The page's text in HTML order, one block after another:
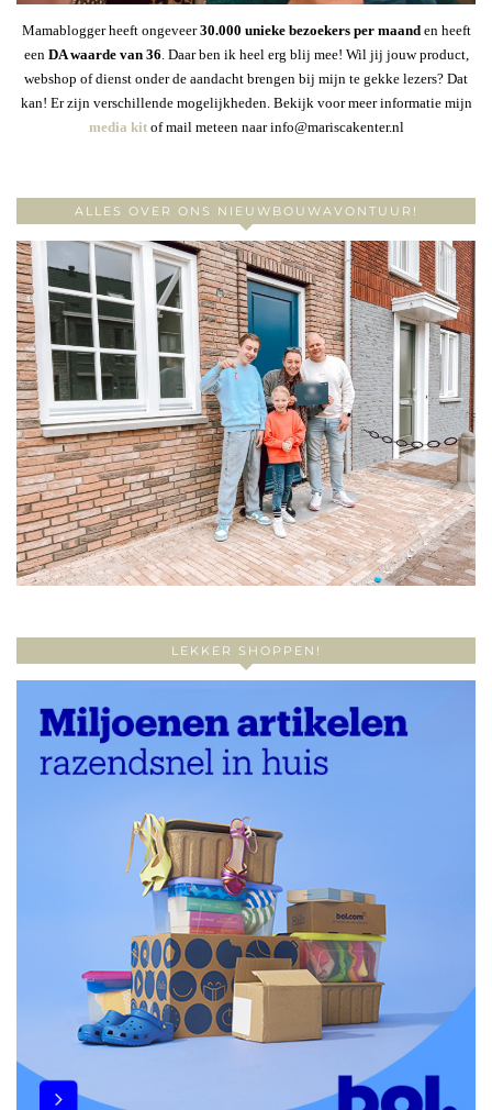
Mamablogger heeft ongeveer30.000 unieke bezoekers per maanden heeft
een DA waarde van 36. Daar ben ik heel erg blij mee! Wil jij jouw product,
webshop of dienst onder de aandacht brengen bij mijn te gekke lezers? Dat
kan! Er zijn verschillende mogelijkheden. Bekijk voor meer informatie mijn
media kitof mail meteen naar info@mariscakenter.nl
ALLES OVER ONS NIEUWBOUWAVONTUUR!
LEKKER SHOPPEN!